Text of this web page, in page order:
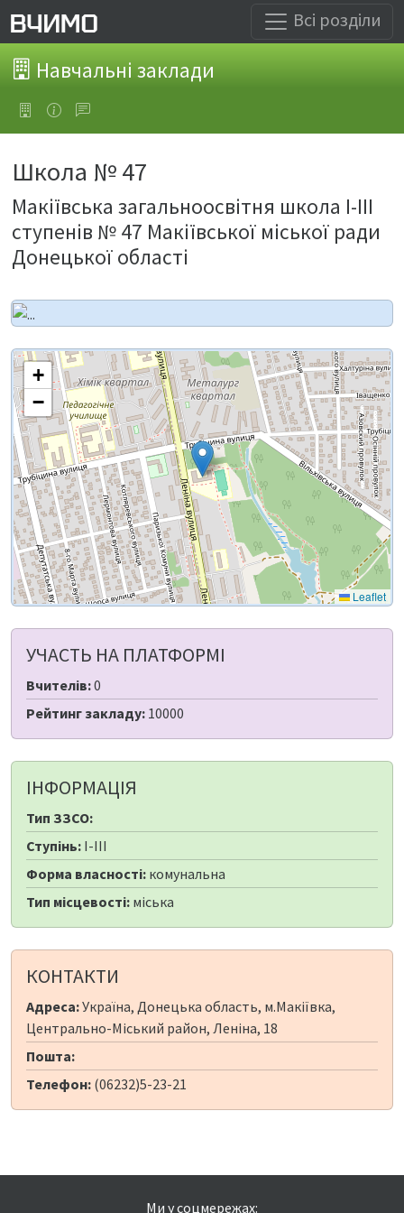
Всі розділи
Навчальні заклади
Школа № 47
Макіївська загальноосвітня школа І-ІІІ
ступенів № 47 Макіївської міської ради
Донецької області
+
−
Leaflet
УЧАСТЬ НА ПЛАТФОРМІ
Вчителів:0
Рейтинг закладу: 10000
ІНФОРМАЦІЯ
Тип ЗЗСО:
Ступінь: I-III
Форма власності: комунальна
Тип місцевості: міська
КОНТАКТИ
Адреса:Україна, Донецька область, м.Макіївка,
Центрально-Міський район, Леніна, 18
Пошта:
Телефон: (06232)5-23-21
Ми у соцмережах: